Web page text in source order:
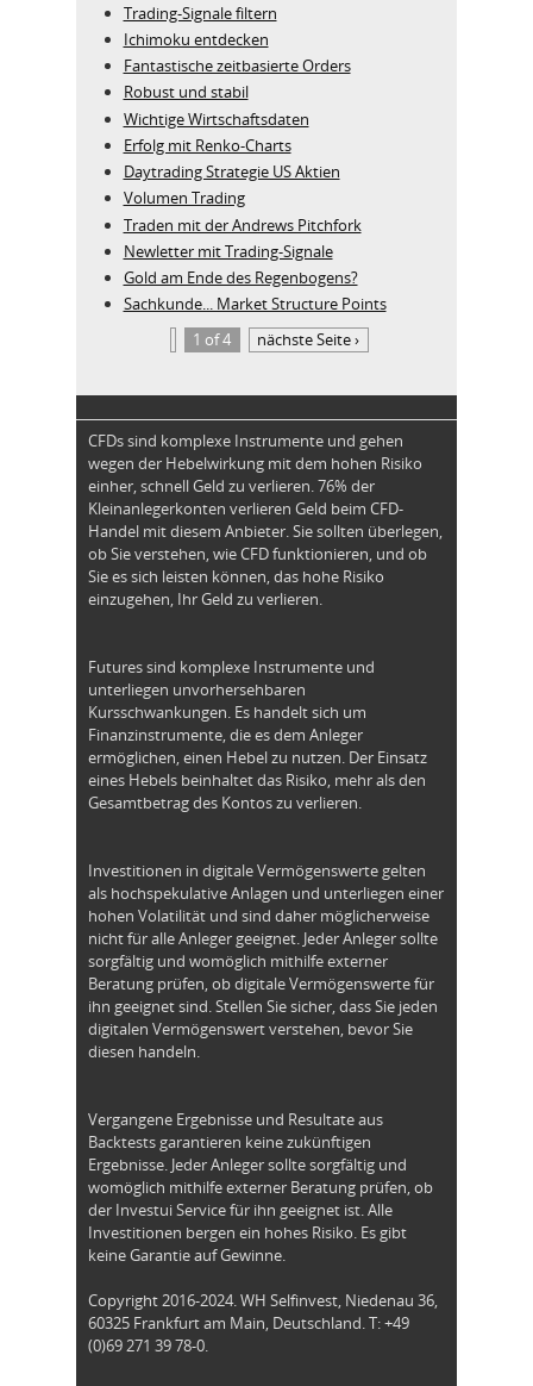
Trading-Signale filtern
Ichimoku entdecken
Fantastische zeitbasierte Orders
Robust und stabil
Wichtige Wirtschaftsdaten
Erfolg mit Renko-Charts
Daytrading Strategie US Aktien
Volumen Trading
Traden mit der Andrews Pitchfork
Newletter mit Trading-Signale
Gold am Ende des Regenbogens?
Sachkunde... Market Structure Points
1 of 4
nächste Seite ›
CFDs sind komplexe Instrumente und gehen
wegen der Hebelwirkung mit dem hohen Risiko
einher, schnell Geld zu verlieren. 76% der
Kleinanlegerkonten verlieren Geld beim CFD-
Handel mit diesem Anbieter. Sie sollten überlegen,
ob Sie verstehen, wie CFD funktionieren, und ob
Sie es sich leisten können, das hohe Risiko
einzugehen, Ihr Geld zu verlieren.
Futures sind komplexe Instrumente und
unterliegen unvorhersehbaren
Kursschwankungen. Es handelt sich um
Finanzinstrumente, die es dem Anleger
ermöglichen, einen Hebel zu nutzen. Der Einsatz
eines Hebels beinhaltet das Risiko, mehr als den
Gesamtbetrag des Kontos zu verlieren.
Investitionen in digitale Vermögenswerte gelten
als hochspekulative Anlagen und unterliegen einer
hohen Volatilität und sind daher möglicherweise
nicht für alle Anleger geeignet. Jeder Anleger sollte
sorgfältig und womöglich mithilfe externer
Beratung prüfen, ob digitale Vermögenswerte für
ihn geeignet sind. Stellen Sie sicher, dass Sie jeden
digitalen Vermögenswert verstehen, bevor Sie
diesen handeln.
Vergangene Ergebnisse und Resultate aus
Backtests garantieren keine zukünftigen
Ergebnisse. Jeder Anleger sollte sorgfältig und
womöglich mithilfe externer Beratung prüfen, ob
der Investui Service für ihn geeignet ist. Alle
Investitionen bergen ein hohes Risiko. Es gibt
keine Garantie auf Gewinne.
Copyright 2016-2024. WH Selfinvest, Niedenau 36,
60325 Frankfurt am Main, Deutschland. T: +49
(0)69 271 39 78-0.